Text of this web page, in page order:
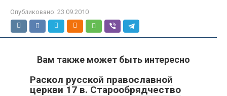
Опубликовано: 23.09.2010
Вам также может быть интересно
Раскол русской православной
церкви 17 в. Старообрядчество